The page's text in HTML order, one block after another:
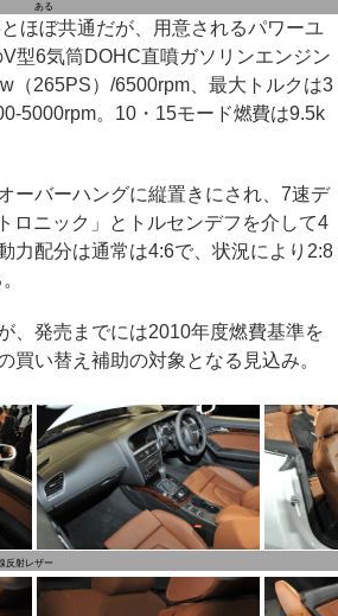
ある
ほぼ共通だが、用意されるパワーユ
型6気筒DOHC直噴ガソリンエンジン
（265PS）/6500rpm、最大トルクは3
5000rpm。10・15モード燃費は9.5k
ーバーハングに縦置きにされ、7速デ
ロニック」とトルセンデフを介して4
力配分は通常は4:6で、状況により2:8
、発売までには2010年度燃費基準を
買い替え補助の対象となる見込み。
反射レザー